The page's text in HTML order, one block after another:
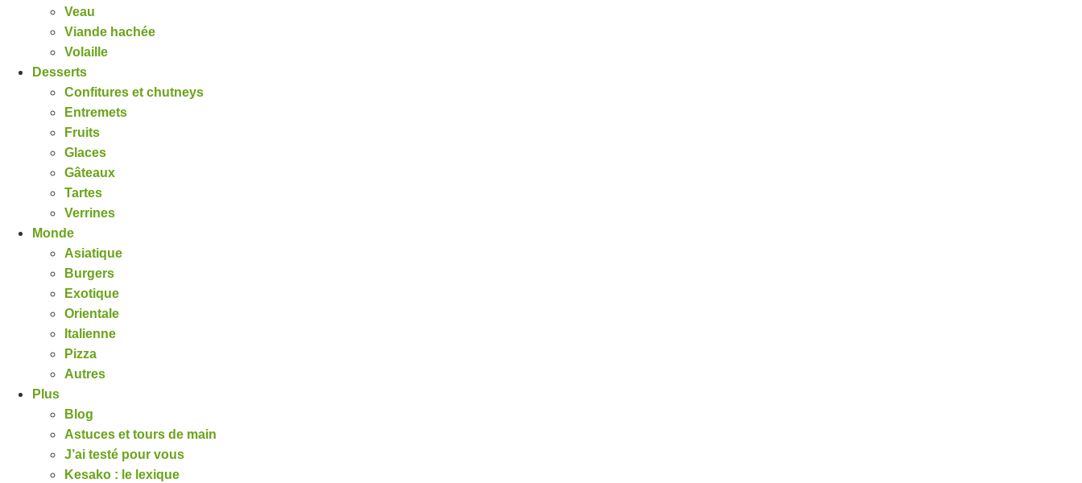
Veau
Viande hachée
Volaille
Desserts
Confitures et chutneys
Entremets
Fruits
Glaces
Gâteaux
Tartes
Verrines
Monde
Asiatique
Burgers
Exotique
Orientale
Italienne
Pizza
Autres
Plus
Blog
Astuces et tours de main
J’ai testé pour vous
Kesako : le lexique